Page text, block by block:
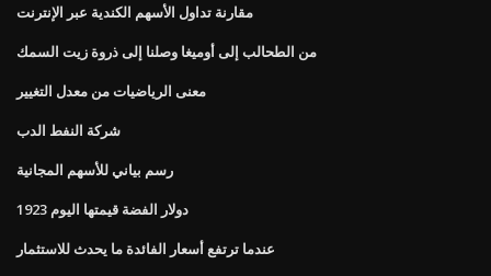
مقارنة تداول الأسهم الكندية عبر الإنترنت
من الطحالب إلى أوميغا وصلنا إلى ذروة زيت السمك
معنى الرياضيات من معدل التغيير
شركة النفط الدب
رسم بياني للأسهم المجانية
1923 دولار الفضة قيمتها اليوم
عندما ترتفع أسعار الفائدة ما يحدث للاستثمار